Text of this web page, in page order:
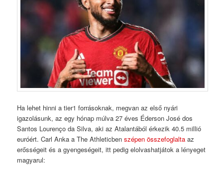
Ha lehet hinni a tier1 forrásoknak, megvan az első nyári
igazolásunk, az egy hónap múlva 27 éves Éderson José dos
Santos Lourenço da Silva, aki az Atalantából érkezik 40.5 millió
euróért. Carl Anka a The Athleticbenszépen összefoglalta az
erősségeit és a gyengeségeit, itt pedig elolvashatjátok a lényeget
magyarul: